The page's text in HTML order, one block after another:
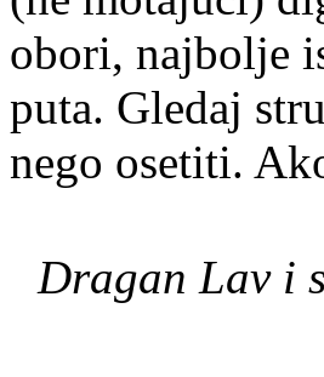
obori, najbolje
puta. Gledaj
nego osetiti.
Dragan Lav i